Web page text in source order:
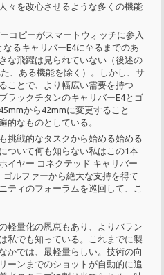
々を改心させるような多くの機能
コピーがスマートウォッチに参入
るキャリバーE4に至るまでのあ
な飛躍は見られていない（後述の
、ある機能を除く）。しかし、サ
ことで、より幅広い需要を持つ
ラックチタンのキャリバーE4とゴ
から42mmに変更すること
的なものとしている。
挑戦的なタスクから始める始める
ついて何も知らない私はこの1本
イヤー コネクテッド キャリバー
ルファーから絶大な支持を得て
ティのフォーラムを巡回して、こ
軽量化の恩恵もあり、よりバラン
私でも知っている。これまでに製
かでは、最軽量らしい。技術の向
ーンまでのショットが自動的に追